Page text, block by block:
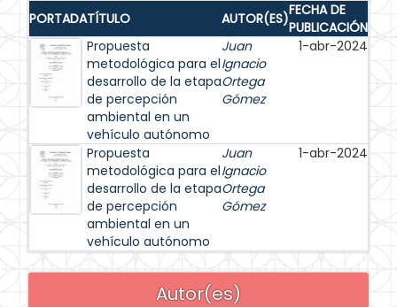
PORTADATÍTULO AUTOR(ES)FECHA DE
PUBLICACIÓN
Propuesta
metodológica para el
desarrollo de la etapa
de percepción
ambiental en un
vehículo autónomo
Juan
Ignacio
Ortega
Gómez
1-abr-2024
Propuesta
metodológica para el
desarrollo de la etapa
de percepción
ambiental en un
vehículo autónomo
Juan
Ignacio
Ortega
Gómez
1-abr-2024
Autor(es)